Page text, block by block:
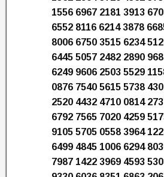
1556 6967 2181 3913
6552 8116 6214 3878
8006 6750 3515 6234
6445 5057 2482 2890
6249 9606 2503 5529
0876 7540 5615 5738
2520 4432 4710 0814
6792 7565 7020 4259
9105 5705 0558 3964
6499 4845 1006 6294
7987 1422 3969 4593